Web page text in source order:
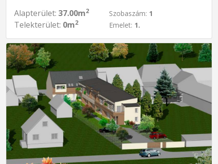
Alapterület: 37.00m2
Telekterület: 0m2
Szobaszám: 1
Emelet: 1.